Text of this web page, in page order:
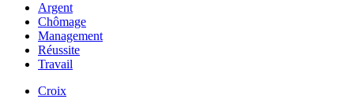
Argent
Chômage
Management
Réussite
Travail
Croix